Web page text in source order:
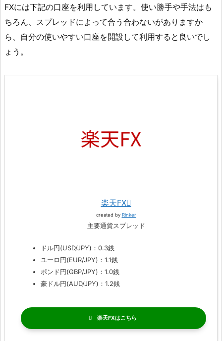
FXには下記の口座を利用しています。使い勝手や手法はも
ちろん、スプレッドによって合う合わないがありますか
ら、自分の使いやすい口座を開設して利用すると良いでし
ょう。
楽天FX
created by Rinker
主要通貨スプレッド
ドル円(USD/JPY)：0.3銭
ユーロ円(EUR/JPY)：1.1銭
ポンド円(GBP/JPY)：1.0銭
豪ドル円(AUD/JPY)：1.2銭
楽天FX